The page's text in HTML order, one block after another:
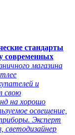
стандарты
современных
магазина
и
свою
на хорошо
освещение,
Эксперт
светодизайнер